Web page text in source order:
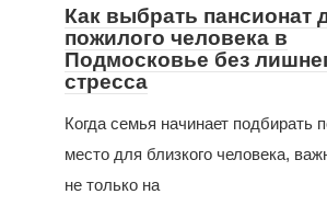
Как выбрать пансионат
пожилого человека в
Подмосковье без
стресса
Когда семья начинает подбирать
место для близкого человека,
не только на